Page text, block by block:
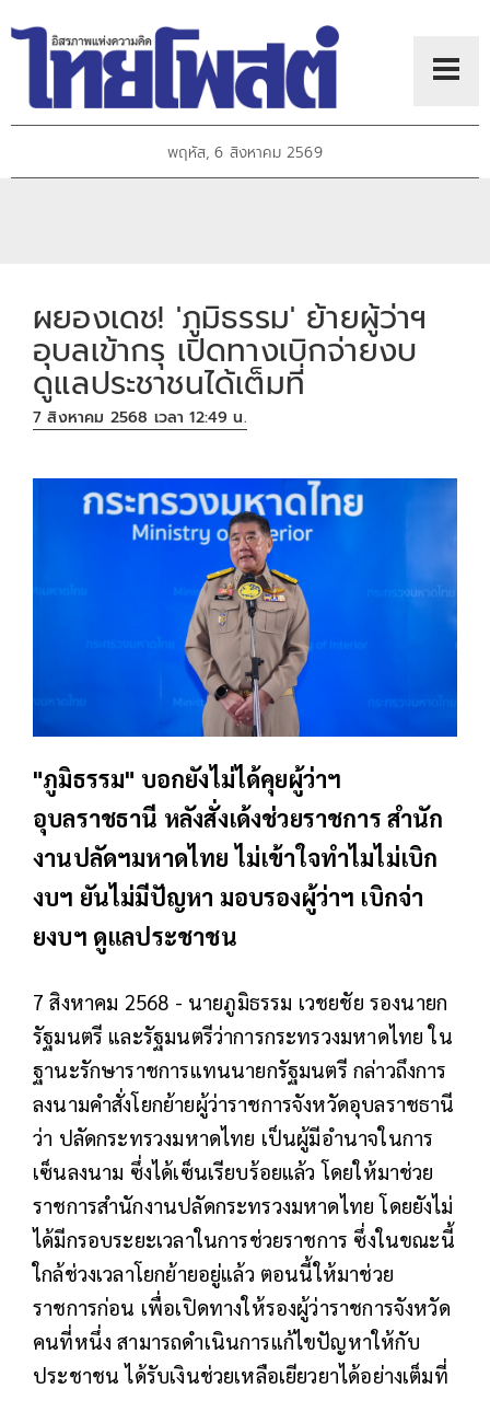
พฤหัส, 6 สิงหาคม 2569
ผยองเดช! 'ภูมิธรรม' ย้ายผู้ว่าฯ
อุบลเข้ากรุ เปิดทางเบิกจ่ายงบ
ดูแลประชาชนได้เต็มที่
7 สิงหาคม 2568 เวลา 12:49 น.
"ภูมิธรรม" บอกยังไม่ได้คุยผู้ว่าฯ
อุบลราชธานี หลังสั่งเด้งช่วยราชการ สำนัก
งานปลัดฯมหาดไทย ไม่เข้าใจทำไมไม่เบิก
งบฯ ยันไม่มีปัญหา มอบรองผู้ว่าฯ เบิกจ่า
ยงบฯ ดูแลประชาชน
7 สิงหาคม 2568 - นายภูมิธรรม เวชยชัย รองนายก
รัฐมนตรี และรัฐมนตรีว่าการกระทรวงมหาดไทย ใน
ฐานะรักษาราชการแทนนายกรัฐมนตรี กล่าวถึงการ
ลงนามคำสั่งโยกย้ายผู้ว่าราชการจังหวัดอุบลราชธานี
ว่า ปลัดกระทรวงมหาดไทย เป็นผู้มีอำนาจในการ
เซ็นลงนาม ซึ่งได้เซ็นเรียบร้อยแล้ว โดยให้มาช่วย
ราชการสำนักงานปลัดกระทรวงมหาดไทย โดยยังไม่
ได้มีกรอบระยะเวลาในการช่วยราชการ ซึ่งในขณะนี้
ใกล้ช่วงเวลาโยกย้ายอยู่แล้ว ตอนนี้ให้มาช่วย
ราชการก่อน เพื่อเปิดทางให้รองผู้ว่าราชการจังหวัด
คนที่หนึ่ง สามารถดำเนินการแก้ไขปัญหาให้กับ
ประชาชน ได้รับเงินช่วยเหลือเยียวยาได้อย่างเต็มที่